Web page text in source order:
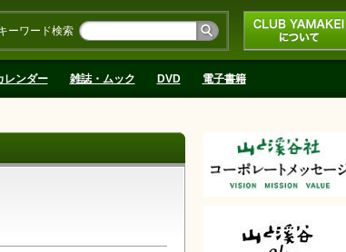
CLUB YAMAKEIにつ
いて
ーワード検索
レンダー 雑誌・ムック DVD 電子書籍